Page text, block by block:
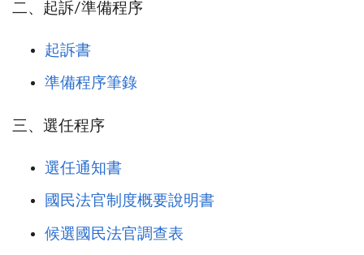
二、起訴/準備程序
起訴書
準備程序筆錄
三、選任程序
選任通知書
國民法官制度概要說明書
候選國民法官調查表